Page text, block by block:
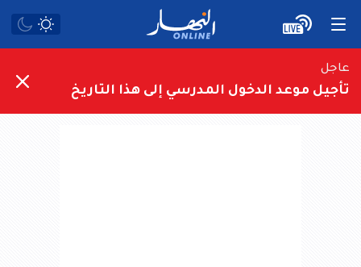
عاجل
تأجيل موعد الدخول المدرسي إلى هذا التاريخ